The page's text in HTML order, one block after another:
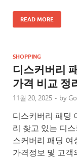
READ MORE
SHOPPING
디스커버리
가격 비교 정
11월 20, 2025 - by
디스커버리 패딩
리 찾고 있는 디
스커버리 패딩 여
가격정보 및 고